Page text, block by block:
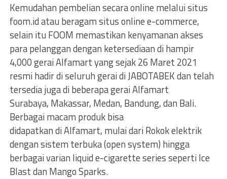
Kemudahan pembelian secara online melalui situs
foom.id atau beragam situs online e-commerce,
selain itu FOOM memastikan kenyamanan akses
para pelanggan dengan ketersediaan di hampir
4,000 gerai Alfamart yang sejak 26 Maret 2021
resmi hadir di seluruh gerai di JABOTABEK dan telah
tersedia juga di beberapa gerai Alfamart
Surabaya, Makassar, Medan, Bandung, dan Bali.
Berbagai macam produk bisa
didapatkan di Alfamart, mulai dari Rokok elektrik
dengan sistem terbuka (open system) hingga
berbagai varian liquid e-cigarette series seperti Ice
Blast dan Mango Sparks.